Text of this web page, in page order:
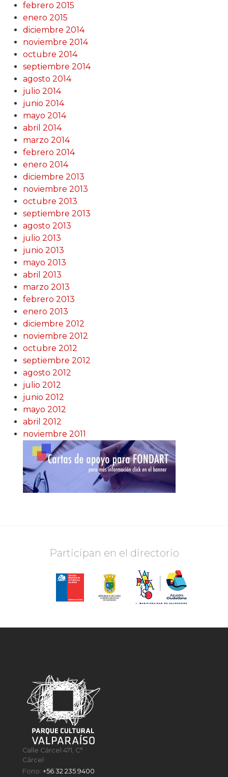
febrero 2015
enero 2015
diciembre 2014
noviembre 2014
octubre 2014
septiembre 2014
agosto 2014
julio 2014
junio 2014
mayo 2014
abril 2014
marzo 2014
febrero 2014
enero 2014
diciembre 2013
noviembre 2013
octubre 2013
septiembre 2013
agosto 2013
julio 2013
junio 2013
mayo 2013
abril 2013
marzo 2013
febrero 2013
enero 2013
diciembre 2012
noviembre 2012
octubre 2012
septiembre 2012
agosto 2012
julio 2012
junio 2012
mayo 2012
abril 2012
noviembre 2011
Participan en el directorio
Calle Cárcel 471, C°
Cárcel
Fono:+56 32 235 9400